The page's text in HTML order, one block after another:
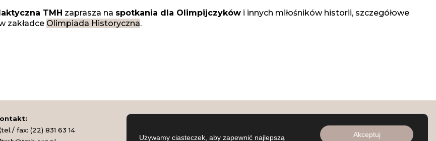
TMH zaprasza na spotkania dla Olimpijczyków i innych miłośników historii, szczegółowe
zakładce Olimpiada Historyczna.
tel./ fax: (22) 831 63 14
21 1160 2202 0000 0000 5515 6469
Używamy ciasteczek, aby zapewnić najlepszą Akceptuj